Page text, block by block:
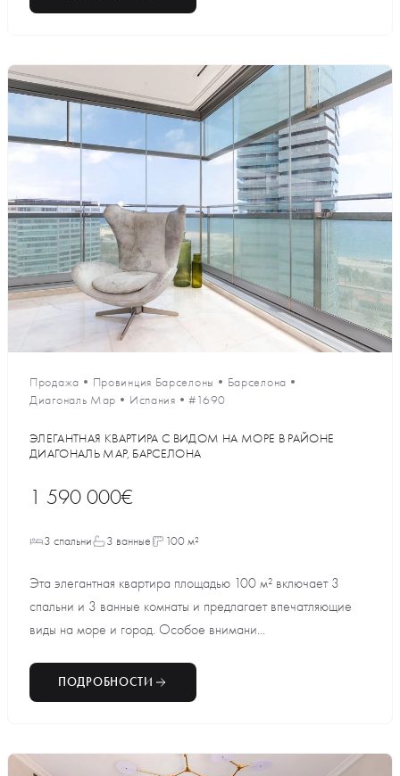
Продажа • Провинция Барселоны • Барселона •
Диагональ Мар • Испания •#1690
ЭЛЕГАНТНАЯ КВАРТИРА С ВИДОМ НА МОРЕ В РАЙОНЕ
ДИАГОНАЛЬ МАР, БАРСЕЛОНА
1 590 000€
3 спальни 3 ванные 100 м²
Эта элегантная квартира площадью 100 м² включает 3
спальни и 3 ванные комнаты и предлагает впечатляющие
виды на море и город. Особое внимани...
ПОДРОБНОСТИ